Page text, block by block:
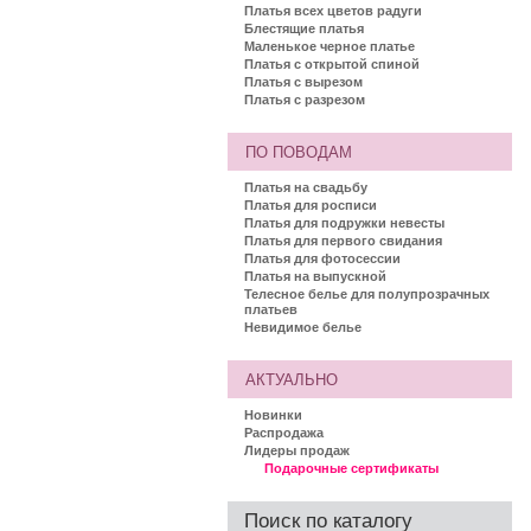
Платья всех цветов радуги
Блестящие платья
Маленькое черное платье
Платья с открытой спиной
Платья с вырезом
Платья с разрезом
ПО ПОВОДАМ
Платья на свадьбу
Платья для росписи
Платья для подружки невесты
Платья для первого свидания
Платья для фотосессии
Платья на выпускной
Телесное белье для полупрозрачных
платьев
Невидимое белье
АКТУАЛЬНО
Новинки
Распродажа
Лидеры продаж
Подарочные сертификаты
Поиск по каталогу